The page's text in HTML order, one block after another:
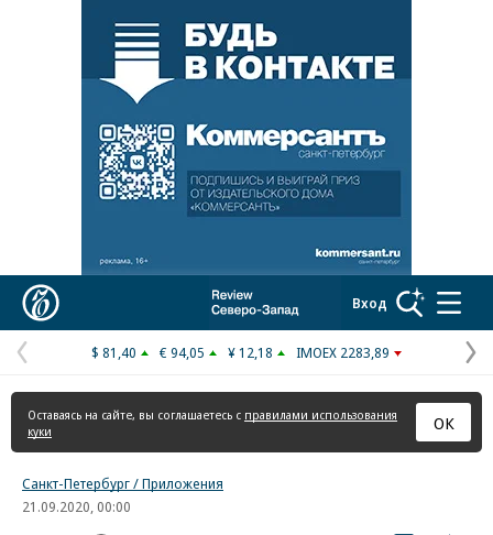
Реклама в «Ъ» www.kommersant.ru/ad
Вход
Предыдущая
страница
$ 81,40 € 94,05 ¥ 12,18 IMOEX 2283,89
Оставаясь на сайте, вы соглашаетесь с правилами использования
куки
ОК
Санкт-Петербург / Приложения
21.09.2020, 00:00